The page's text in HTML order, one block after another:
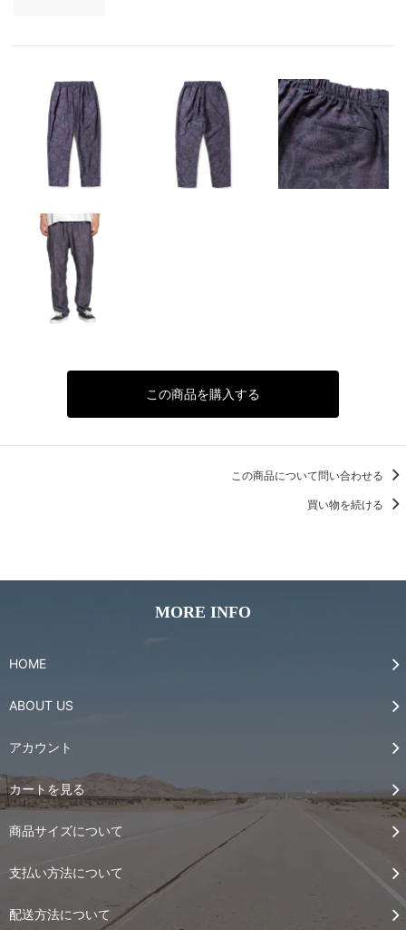
この商品を購入する
この商品について問い合わせる
買い物を続ける
MORE INFO
HOME
ABOUT US
アカウント
カートを見る
商品サイズについて
支払い方法について
配送方法について